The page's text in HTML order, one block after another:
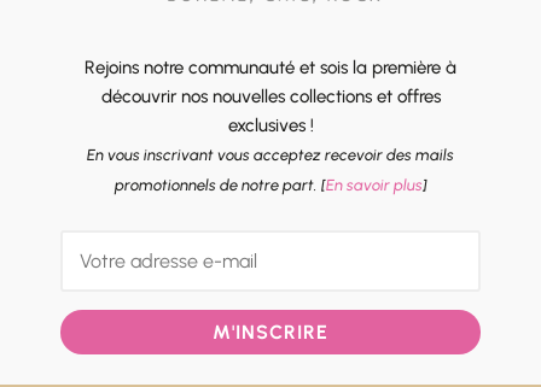
Rejoins notre communauté et sois la première à
découvrir nos nouvelles collections et offres
exclusives !
En vous inscrivant vous acceptez recevoir des mails
promotionnels de notre part. [En savoir plus]
M'INSCRIRE